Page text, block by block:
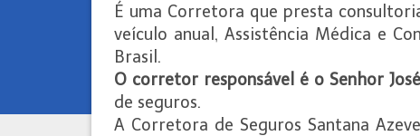
É uma Corretora que presta
veículo anual, Assistência Médica e
Brasil.
O corretor responsável é o Senhor
de seguros.
A Corretora de Seguros Santana